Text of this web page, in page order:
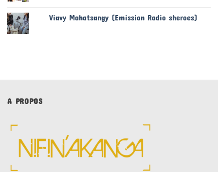
Viavy Mahatsangy (Emission Radio sheroes)
A PROPOS